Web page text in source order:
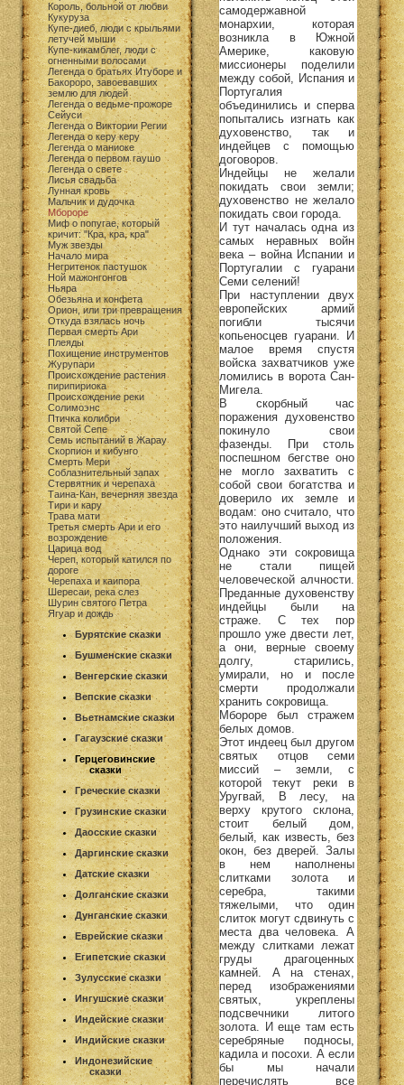
Король, больной от любви
Кукуруза
Купе-диеб, люди с крыльями
летучей мыши
Купе-кикамблег, люди с
огненными волосами
Легенда о братьях Итуборе и
Бакороро, завоевавших
землю для людей
Легенда о ведьме-прожоре
Сейуси
Легенда о Виктории Регии
Легенда о керу керу
Легенда о маниоке
Легенда о первом гаушо
Легенда о свете
Лисья свадьба
Лунная кровь
Мальчик и дудочка
Мбороре
Миф о попугае, который
кричит: "Кра, кра, кра"
Муж звезды
Начало мира
Негритенок пастушок
Ной мажонгонгов
Ньяра
Обезьяна и конфета
Орион, или три превращения
Откуда взялась ночь
Первая смерть Ари
Плеяды
Похищение инструментов
Журупари
Происхождение растения
пирипириока
Происхождение реки
Солимоэнс
Птичка колибри
Святой Сепе
Семь испытаний в Жарау
Скорпион и кибунго
Смерть Мери
Соблазнительный запах
Стервятник и черепаха
Таина-Кан, вечерняя звезда
Тири и кару
Трава мати
Третья смерть Ари и его
возрождение
Царица вод
Череп, который катился по
дороге
Черепаха и каипора
Шересаи, река слез
Шурин святого Петра
Ягуар и дождь
Бурятские сказки
Бушменские сказки
Венгерские сказки
Вепские сказки
Вьетнамские сказки
Гагаузские сказки
Герцеговинские
сказки
Греческие сказки
Грузинские сказки
Даосские сказки
Даргинские сказки
Датские сказки
Долганские сказки
Дунганские сказки
Еврейские сказки
Египетские сказки
Зулусские сказки
Ингушские сказки
Индейские сказки
Индийские сказки
Индонезийские
сказки
самодержавной
монархии, которая
возникла в Южной
Америке, каковую
миссионеры поделили
между собой, Испания и
Португалия
объединились и сперва
попытались изгнать как
духовенство, так и
индейцев с помощью
договоров.
Индейцы не желали
покидать свои земли;
духовенство не желало
покидать свои города.
И тут началась одна из
самых неравных войн
века – война Испании и
Португалии с гуарани
Семи селений!
При наступлении двух
европейских армий
погибли тысячи
копьеносцев гуарани. И
малое время спустя
войска захватчиков уже
ломились в ворота Сан-
Мигела.
В скорбный час
поражения духовенство
покинуло свои
фазенды. При столь
поспешном бегстве оно
не могло захватить с
собой свои богатства и
доверило их земле и
водам: оно считало, что
это наилучший выход из
положения.
Однако эти сокровища
не стали пищей
человеческой алчности.
Преданные духовенству
индейцы были на
страже. С тех пор
прошло уже двести лет,
а они, верные своему
долгу, старились,
умирали, но и после
смерти продолжали
хранить сокровища.
Мбороре был стражем
белых домов.
Этот индеец был другом
святых отцов семи
миссий – земли, с
которой текут реки в
Уругвай, В лесу, на
верху крутого склона,
стоит белый дом,
белый, как известь, без
окон, без дверей. Залы
в нем наполнены
слитками золота и
серебра, такими
тяжелыми, что один
слиток могут сдвинуть с
места два человека. А
между слитками лежат
груды драгоценных
камней. А на стенах,
перед изображениями
святых, укреплены
подсвечники литого
золота. И еще там есть
серебряные подносы,
кадила и посохи. А если
бы мы начали
перечислять все